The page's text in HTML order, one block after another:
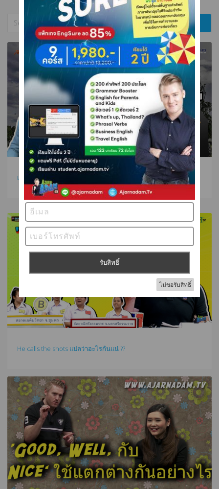
เป็นอมตะ ศพ ย่อยสลาย หนาวยะเยือก ภาษาอังกฤษว่าอย่างไร ???
He calls the shots แปลว่าอะไรกันแน่ ??